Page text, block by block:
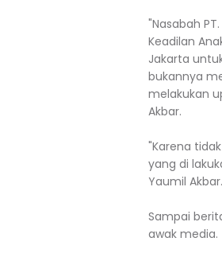
"Nasabah
Keadilan
Jakarta
bukannya
melakukan
Akbar.
"Karena
yang di
Yaumil Akbar.
Sampai
awak media.